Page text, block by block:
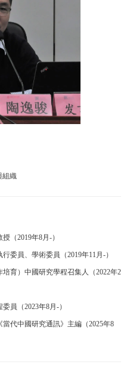
組織
（2019年8月-）
委員、學術委員（2019年11月-）
育）中國研究學程召集人（2022年2
員（2023年8月-）
代中國研究通訊》主編（2025年8